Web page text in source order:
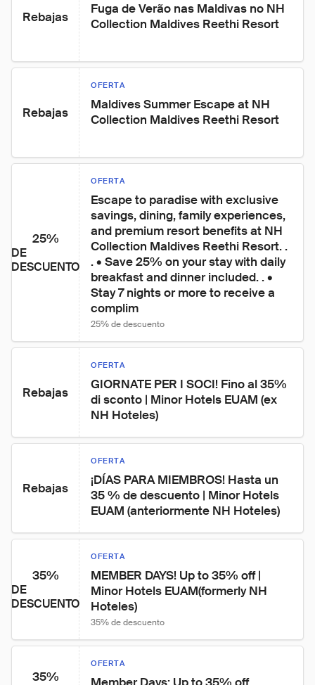
Rebajas
Fuga de Verão nas Maldivas no NH
Collection Maldives Reethi Resort
Rebajas
OFERTA
Maldives Summer Escape at NH
Collection Maldives Reethi Resort
25%
DE
DESCUENTO
OFERTA
Escape to paradise with exclusive
savings, dining, family experiences,
and premium resort benefits at NH
Collection Maldives Reethi Resort. .
. • Save 25% on your stay with daily
breakfast and dinner included. . •
Stay 7 nights or more to receive a
complim
25% de descuento
Rebajas
OFERTA
GIORNATE PER I SOCI! Fino al 35%
di sconto | Minor Hotels EUAM (ex
NH Hoteles)
Rebajas
OFERTA
¡DÍAS PARA MIEMBROS! Hasta un
35 % de descuento | Minor Hotels
EUAM (anteriormente NH Hoteles)
35%
DE
DESCUENTO
OFERTA
MEMBER DAYS! Up to 35% off |
Minor Hotels EUAM(formerly NH
Hoteles)
35% de descuento
35%
OFERTA